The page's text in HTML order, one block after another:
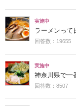
実施中
ラーメンって
回答数：19655
実施中
神奈川県で一
回答数：8507